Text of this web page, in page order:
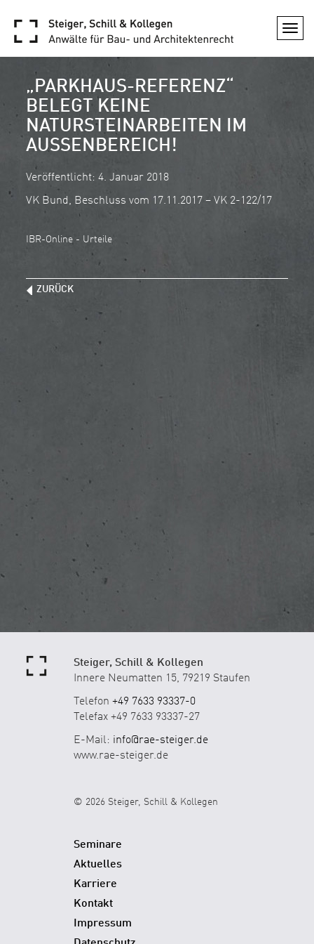
„PARKHAUS-REFERENZ“
BELEGT KEINE
NATURSTEINARBEITEN IM
AUSSENBEREICH!
Veröffentlicht: 4. Januar 2018
VK Bund, Beschluss vom 17.11.2017 – VK 2-122/17
IBR-Online - Urteile
ZURÜCK
Steiger, Schill & Kollegen
Innere Neumatten 15, 79219 Staufen
Telefon +49 7633 93337-0
Telefax +49 7633 93337-27
E-Mail: info@rae-steiger.de
www.rae-steiger.de
© 2026 Steiger, Schill & Kollegen
Seminare
Aktuelles
Karriere
Kontakt
Impressum